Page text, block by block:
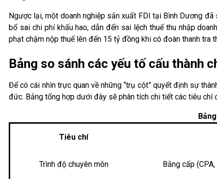
Ngược lại, một doanh nghiệp sản xuất FDI tại Bình Dương
bổ sai chi phí khấu hao, dẫn đến sai lệch thuế thu nhập
phạt chậm nộp thuế lên đến 15 tỷ đồng khi có đoàn thanh
Bảng so sánh các yếu tố cấu thành
Để có cái nhìn trực quan về những “trụ cột” quyết định sự
đức. Bảng tổng hợp dưới đây sẽ phân tích chi tiết các tiêu
Tiêu chí
Trình độ chuyên môn Bằng cấp